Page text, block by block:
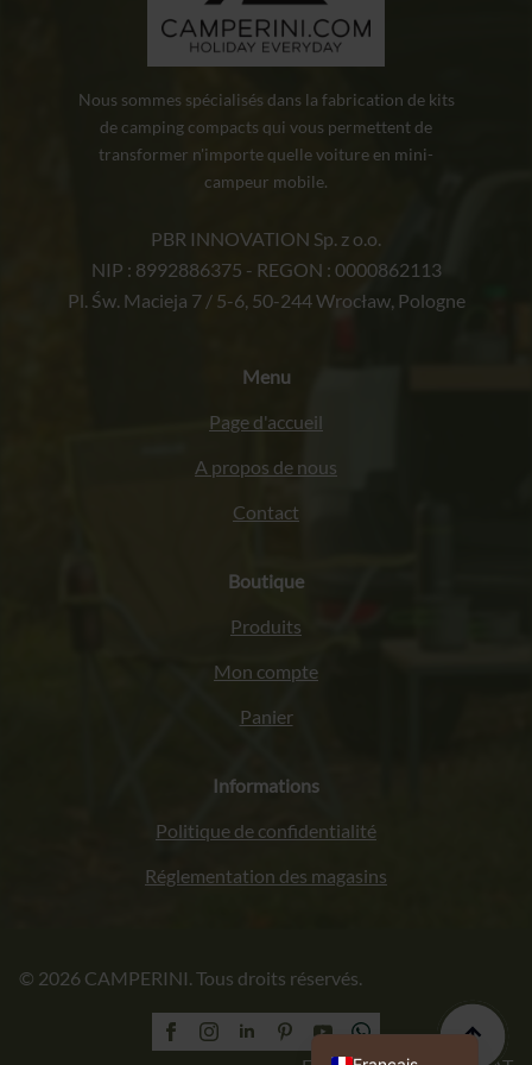
Nous sommes spécialisés dans la fabrication de kits
de camping compacts qui vous permettent de
transformer n'importe quelle voiture en mini-
campeur mobile.
PBR INNOVATION Sp. z o.o.
NIP : 8992886375 - REGON : 0000862113
Pl. Św. Macieja 7 / 5-6, 50-244 Wrocław, Pologne
Menu
Page d'accueil
A propos de nous
Contact
Boutique
Produits
Mon compte
Panier
Informations
Politique de confidentialité
Réglementation des magasins
© 2026 CAMPERINI. Tous droits réservés.
Polski
English (UK)
Deutsch